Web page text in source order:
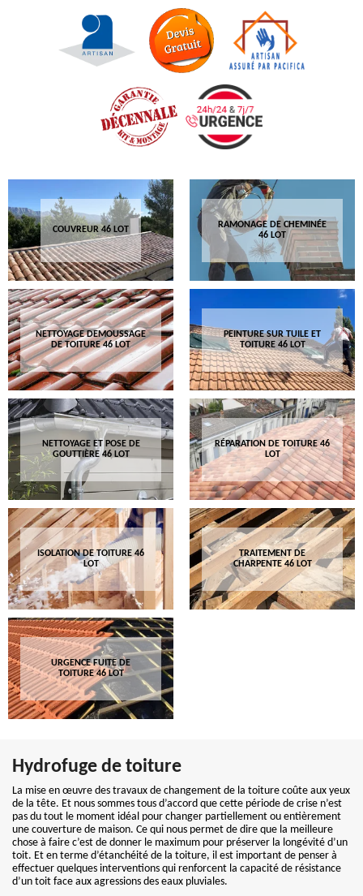
COUVREUR 46 LOT
RAMONAGE DE CHEMINÉE
46 LOT
NETTOYAGE DEMOUSSAGE
DE TOITURE 46 LOT
PEINTURE SUR TUILE ET
TOITURE 46 LOT
NETTOYAGE ET POSE DE
GOUTTIÈRE 46 LOT
RÉPARATION DE TOITURE 46
LOT
ISOLATION DE TOITURE 46
LOT
TRAITEMENT DE
CHARPENTE 46 LOT
URGENCE FUITE DE
TOITURE 46 LOT
Hydrofuge de toiture
La mise en œuvre des travaux de changement de la toiture coûte aux yeux
de la tête. Et nous sommes tous d’accord que cette période de crise n’est
pas du tout le moment idéal pour changer partiellement ou entièrement
une couverture de maison. Ce qui nous permet de dire que la meilleure
chose à faire c’est de donner le maximum pour préserver la longévité d’un
toit. Et en terme d’étanchéité de la toiture, il est important de penser à
effectuer quelques interventions qui renforcent la capacité de résistance
d’un toit face aux agressions des eaux pluviales.